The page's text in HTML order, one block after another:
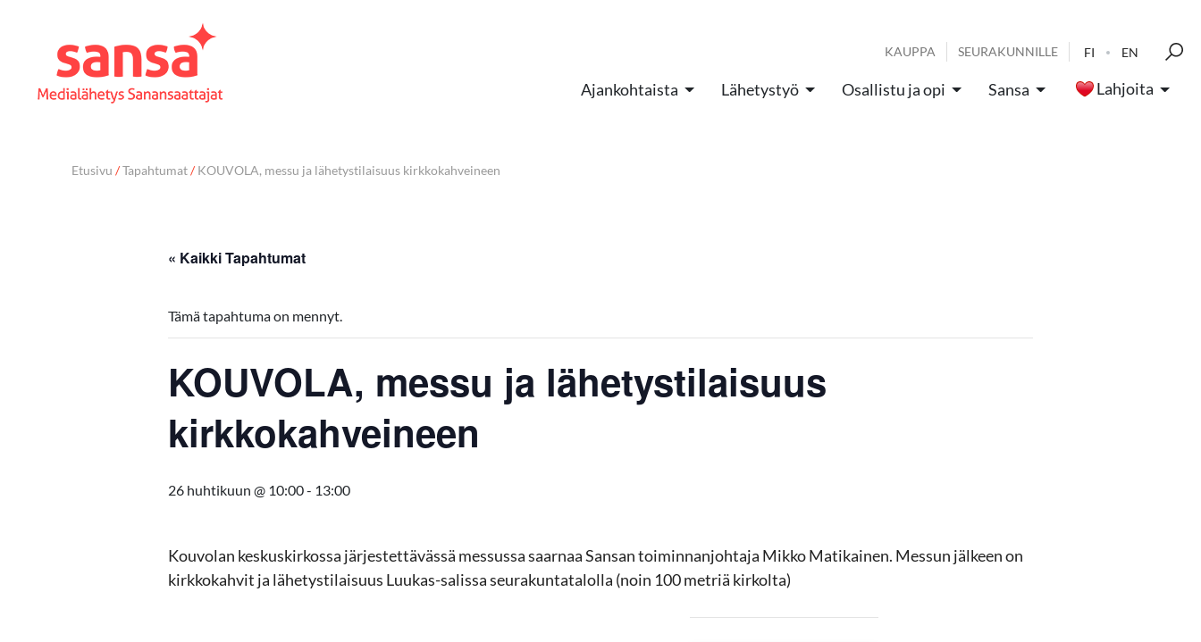
KAUPPA SEURAKUNNILLE FI EN
Ajankohtaista Lähetystyö Osallistu ja opi Sansa Lahjoita
Etusivu /Tapahtumat/KOUVOLA, messu ja lähetystilaisuus kirkkokahveineen
« Kaikki Tapahtumat
Tämä tapahtuma on mennyt.
KOUVOLA, messu ja lähetystilaisuus
kirkkokahveineen
26 huhtikuun @ 10:00- 13:00
Kouvolan keskuskirkossa järjestettävässä messussa saarnaa Sansan toiminnanjohtaja Mikko Matikainen. Messun jälkeen on
kirkkokahvit ja lähetystilaisuus Luukas-salissa seurakuntatalolla (noin 100 metriä kirkolta)